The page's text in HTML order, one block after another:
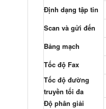
Định dạng tập tin
Scan và gửi đến
Bảng mạch
Tốc độ Fax
Tốc độ đường
truyền tối đa
Độ phân giải